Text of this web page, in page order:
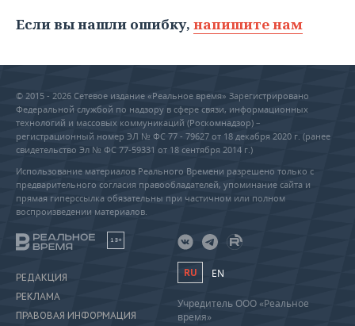
Если вы нашли ошибку, напишите нам
© 2015 - 2026 Сетевое издание «Реальное время» Зарегистрировано
Федеральной службой по надзору в сфере связи, информационных
технологий и массовых коммуникаций (Роскомнадзор) –
регистрационный номер ЭЛ № ФС 77 - 79627 от 18 декабря 2020 г. (ранее
свидетельство Эл № ФС 77-59331 от 18 сентября 2014 г.)
Использование материалов Реального Времени разрешено только с
предварительного согласия правообладателей, упоминание сайта и
прямая гиперссылка обязательны при частичном или полном
воспроизведении материалов.
18+
РЕДАКЦИЯ
РЕКЛАМА
ПРАВОВАЯ ИНФОРМАЦИЯ
RU EN
Учредитель ООО «Реальное
время»